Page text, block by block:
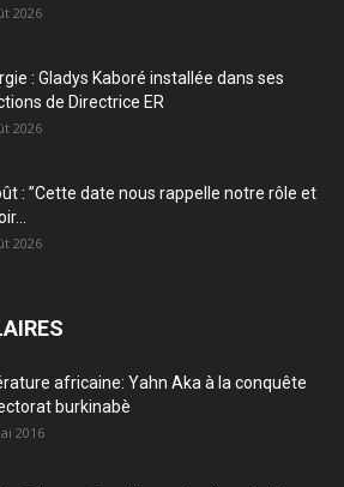
2026
: Gladys Kaboré installée dans ses
de Directrice ER
2026
: ”Cette date nous rappelle notre rôle et
2026
africaine: Yahn Aka à la conquête
burkinabè
2016